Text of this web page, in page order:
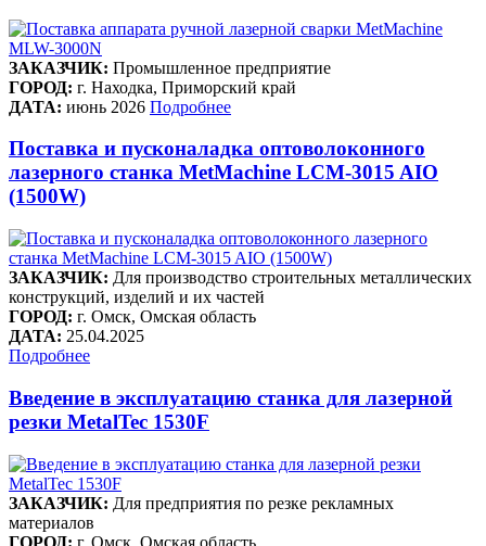
ЗАКАЗЧИК: Промышленное предприятие
ГОРОД: г. Находка, Приморский край
ДАТА: июнь 2026 Подробнее
Поставка и пусконаладка оптоволоконного
лазерного станка MetMachine LCM-3015 AIO
(1500W)
ЗАКАЗЧИК: Для производство строительных металлических
конструкций, изделий и их частей
ГОРОД: г. Омск, Омская область
ДАТА: 25.04.2025
Подробнее
Введение в эксплуатацию станка для лазерной
резки MetalTec 1530F
ЗАКАЗЧИК: Для предприятия по резке рекламных
материалов
ГОРОД: г. Омск, Омская область